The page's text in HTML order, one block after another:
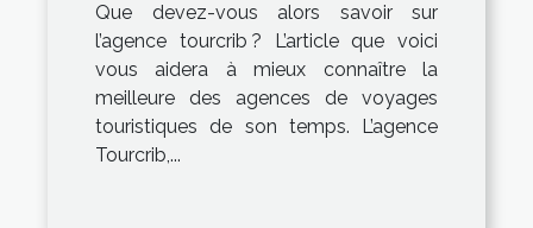
Que devez-vous alors savoir sur
l’agence tourcrib ? L’article que voici
vous aidera à mieux connaître la
meilleure des agences de voyages
touristiques de son temps. L’agence
Tourcrib,...